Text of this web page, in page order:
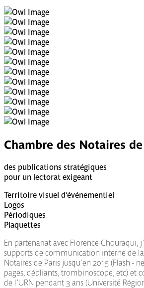
Chambre des Notaires
des publications stratégiques
pour un lectorat exigeant
Territoire visuel d’événementiel
Logos
Périodiques
Plaquettes
En partenariat avec Florence Chouraqui,
supports de communication interne de
Notaires de Paris jusqu'en 2015 (Flash -
pages, dépliants, trombinoscope, etc) et
de l'URN pendant 3 ans (Université